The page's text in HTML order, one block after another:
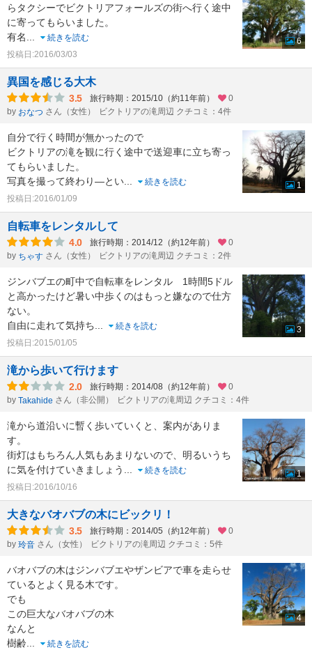
らタクシーでビクトリアフォールズの街へ行く途中
に寄ってもらいました。
有名...
続きを読む
投稿日:2016/03/03
6
異国を感じる大木
3.5 旅行時期：2015/10（約11年前）
0
by おなつ さん（女性） ビクトリアの滝周辺 クチコミ：4件
自分で行く時間が無かったので
ビクトリアの滝を観に行く途中で送迎車に立ち寄っ
てもらいました。
写真を撮って終わり―とい...
続きを読む
投稿日:2016/01/09
1
自転車をレンタルして
4.0 旅行時期：2014/12（約12年前）
0
by ちゃす さん（女性） ビクトリアの滝周辺 クチコミ：2件
ジンバブエの町中で自転車をレンタル 1時間5ドル
と高かったけど暑い中歩くのはもっと嫌なので仕方
ない。
自由に走れて気持ち...
続きを読む
投稿日:2015/01/05
3
滝から歩いて行けます
2.0 旅行時期：2014/08（約12年前）
0
by Takahide さん（非公開） ビクトリアの滝周辺 クチコミ：4件
滝から道沿いに暫く歩いていくと、案内がありま
す。
街灯はもちろん人気もあまりないので、明るいうち
に気を付けていきましょう ...
続きを読む
投稿日:2016/10/16
1
大きなバオバブの木にビックリ！
3.5 旅行時期：2014/05（約12年前）
0
by 玲音 さん（女性） ビクトリアの滝周辺 クチコミ：5件
バオバブの木はジンバブエやザンビアで車を走らせ
ているとよく見る木です。
でも
この巨大なバオバブの木
なんと
樹齢...
続きを読む
4